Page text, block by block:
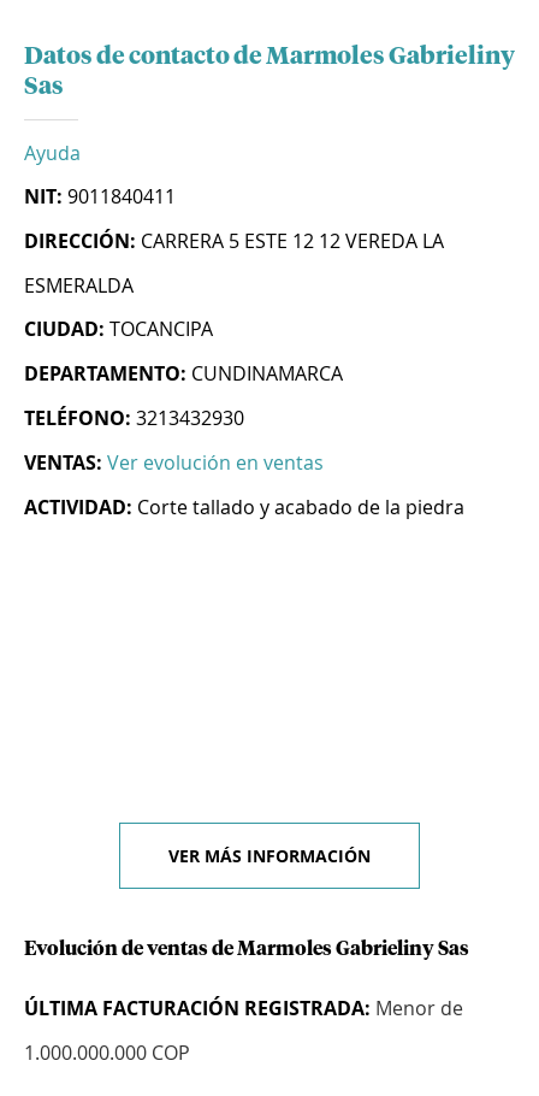
Datos de contacto de Marmoles Gabrieliny
Sas
Ayuda
NIT: 9011840411
DIRECCIÓN: CARRERA 5 ESTE 12 12 VEREDA LA
ESMERALDA
CIUDAD: TOCANCIPA
DEPARTAMENTO: CUNDINAMARCA
TELÉFONO: 3213432930
VENTAS: Ver evolución en ventas
ACTIVIDAD: Corte tallado y acabado de la piedra
VER MÁS INFORMACIÓN
Evolución de ventas de Marmoles Gabrieliny Sas
ÚLTIMA FACTURACIÓN REGISTRADA: Menor de
1.000.000.000 COP